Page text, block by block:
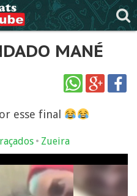
MANÉ
esse final
• Zueira